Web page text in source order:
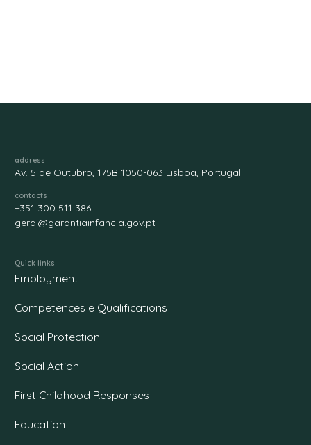
address
Av. 5 de Outubro, 175B 1050-063 Lisboa, Portugal
contacts
+351 300 511 386
geral@garantiainfancia.gov.pt
Quick links
Employment
Competences e Qualifications
Social Protection
Social Action
First Childhood Responses
Education